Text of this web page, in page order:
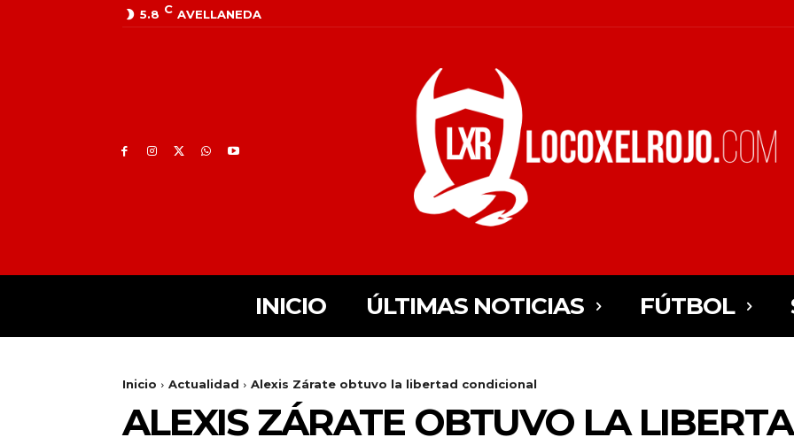
5.8 C AVELLANEDA
INICIO ÚLTIMAS NOTICIAS FÚTBOL
Inicio Actualidad Alexis Zárate obtuvo la libertad condicional
ALEXIS ZÁRATE OBTUVO LA